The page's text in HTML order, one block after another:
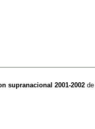
supranacional 2001-2002 de